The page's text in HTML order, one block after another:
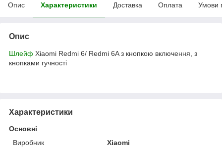
Опис Характеристики Доставка Оплата Умови
Опис
Шлейф Xiaomi Redmi 6/ Redmi 6A з кнопкою включення, з
кнопками гучності
Характеристики
Основні
Виробник
Xiaomi